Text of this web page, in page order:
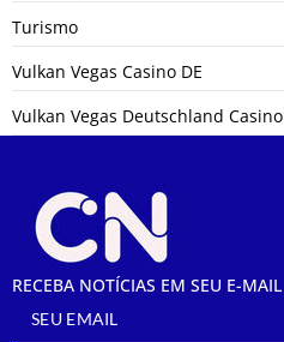
Turismo
Vulkan Vegas Casino DE
Vulkan Vegas Deutschland Casino
RECEBA NOTÍCIAS EM SEU E-MAIL